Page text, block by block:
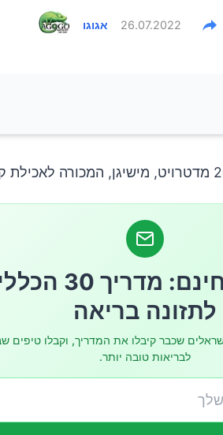
אגוגו 26.07.2022
גיר
🎁 קבלו חינם: מדריך
לתזונה בריאה
ל-46,000 ישראלים שכבר קיבלו את המדריך, וקבלו טיפים
לבריאות טובה יותר.